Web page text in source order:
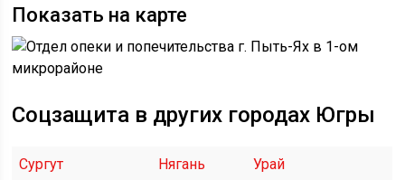
Показать на карте
Соцзащита в других городах Югры
Сургут Нягань Урай